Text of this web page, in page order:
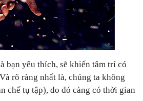
bạn yêu thích, sẽ khiến tâm trí có
rõ ràng nhất là, chúng ta không
chế tụ tập), do đó càng có thời gian